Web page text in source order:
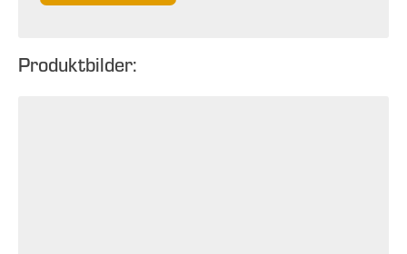
Produktbilder: